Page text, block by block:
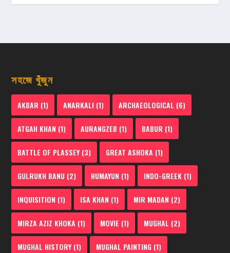
সহজে খুঁজুন
AKBAR (1) ANARKALI (1) ARCHAEOLOGICAL (6)
ATGAH KHAN (1) AURANGZEB (1) BABUR (1)
BATTLE OF PLASSEY(3) GREAT ASHOKA (1)
GULRUKH BANU (2) HUMAYUN (1) INDO-GREEK (1)
INQUISITION (1) ISA KHAN (1) MIR MADAN (2)
MIRZA AZIZ KHOKA (1) MOVIE (1) MUGHAL (2)
MUGHAL HISTORY(1) MUGHAL PAINTING (1)